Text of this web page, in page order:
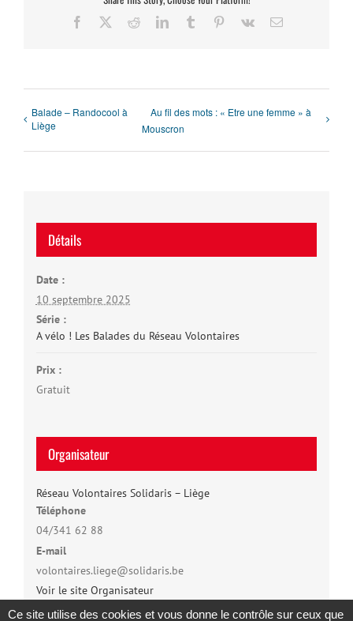
Facebook RedditLinkedInTumblr Pinterest
Vk Email
Balade – Randocool à
Liège
Au fil des mots : « Etre une femme » à
Mouscron
Détails
Date :
10 septembre 2025
Série :
A vélo ! Les Balades du Réseau Volontaires
Prix :
Gratuit
Organisateur
Réseau Volontaires Solidaris – Liège
Téléphone
04/341 62 88
E-mail
volontaires.liege@solidaris.be
Voir le site Organisateur
Ce site utilise des cookies et vous donne le contrôle sur ceux que